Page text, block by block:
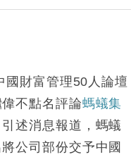
穩 全周仍升近2%
國財富管理50人論壇
不點名評論螞蟻集
述消息報道，螞蟻
公司部份交予中國